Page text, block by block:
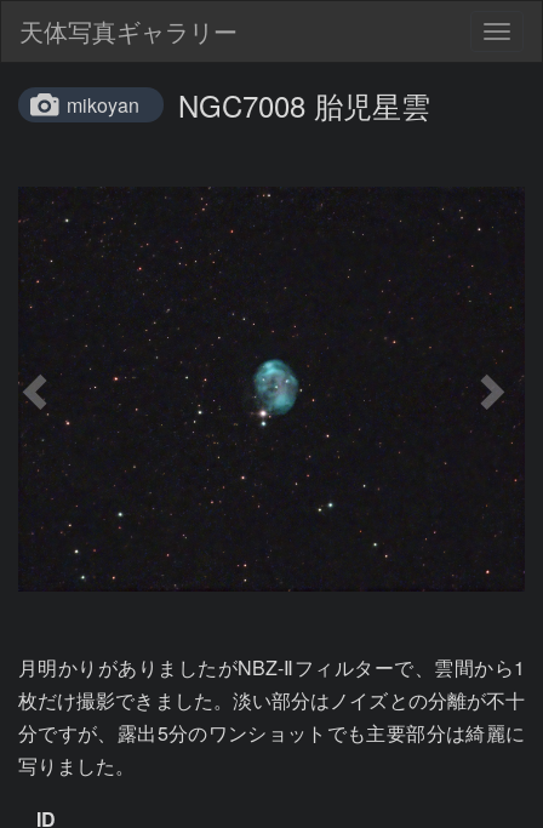
天体写真ギャラリー
mikoyan NGC7008 胎児星雲
月明かりがありましたがNBZ-Ⅱフィルターで、雲間から1
枚だけ撮影できました。淡い部分はノイズとの分離が不十
分ですが、露出5分のワンショットでも主要部分は綺麗に
写りました。
ID